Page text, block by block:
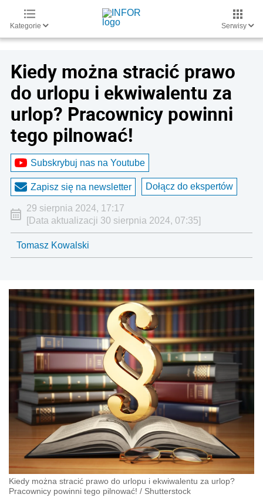
Kategorie Serwisy
Kiedy można stracić prawo
do urlopu i ekwiwalentu za
urlop? Pracownicy powinni
tego pilnować!
Subskrybuj nas na Youtube
Zapisz się na newsletter Dołącz do ekspertów
29 sierpnia 2024, 17:17
[Data aktualizacji 30 sierpnia 2024, 07:35]
Tomasz Kowalski
Kiedy można stracić prawo do urlopu i ekwiwalentu za urlop?
Pracownicy powinni tego pilnować! / Shutterstock